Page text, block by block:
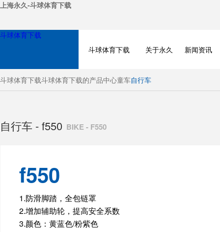
上海永久-斗球体育下载
斗球体育下载
斗球体育下载
关于永久 新闻资讯
斗球体育下载斗球体育下载的产品中心童车自行车
BICYCLE
ELECTRIC BIKE
自行车 - f550 BIKE - F550
f550
1.防滑脚踏，全包链罩
2.增加辅助轮，提高安全系数
3.颜色：黄蓝色/粉紫色